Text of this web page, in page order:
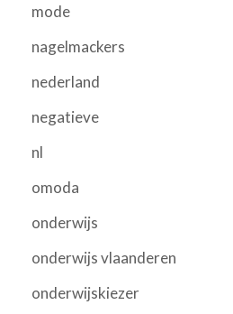
mode
nagelmackers
nederland
negatieve
nl
omoda
onderwijs
onderwijs vlaanderen
onderwijskiezer